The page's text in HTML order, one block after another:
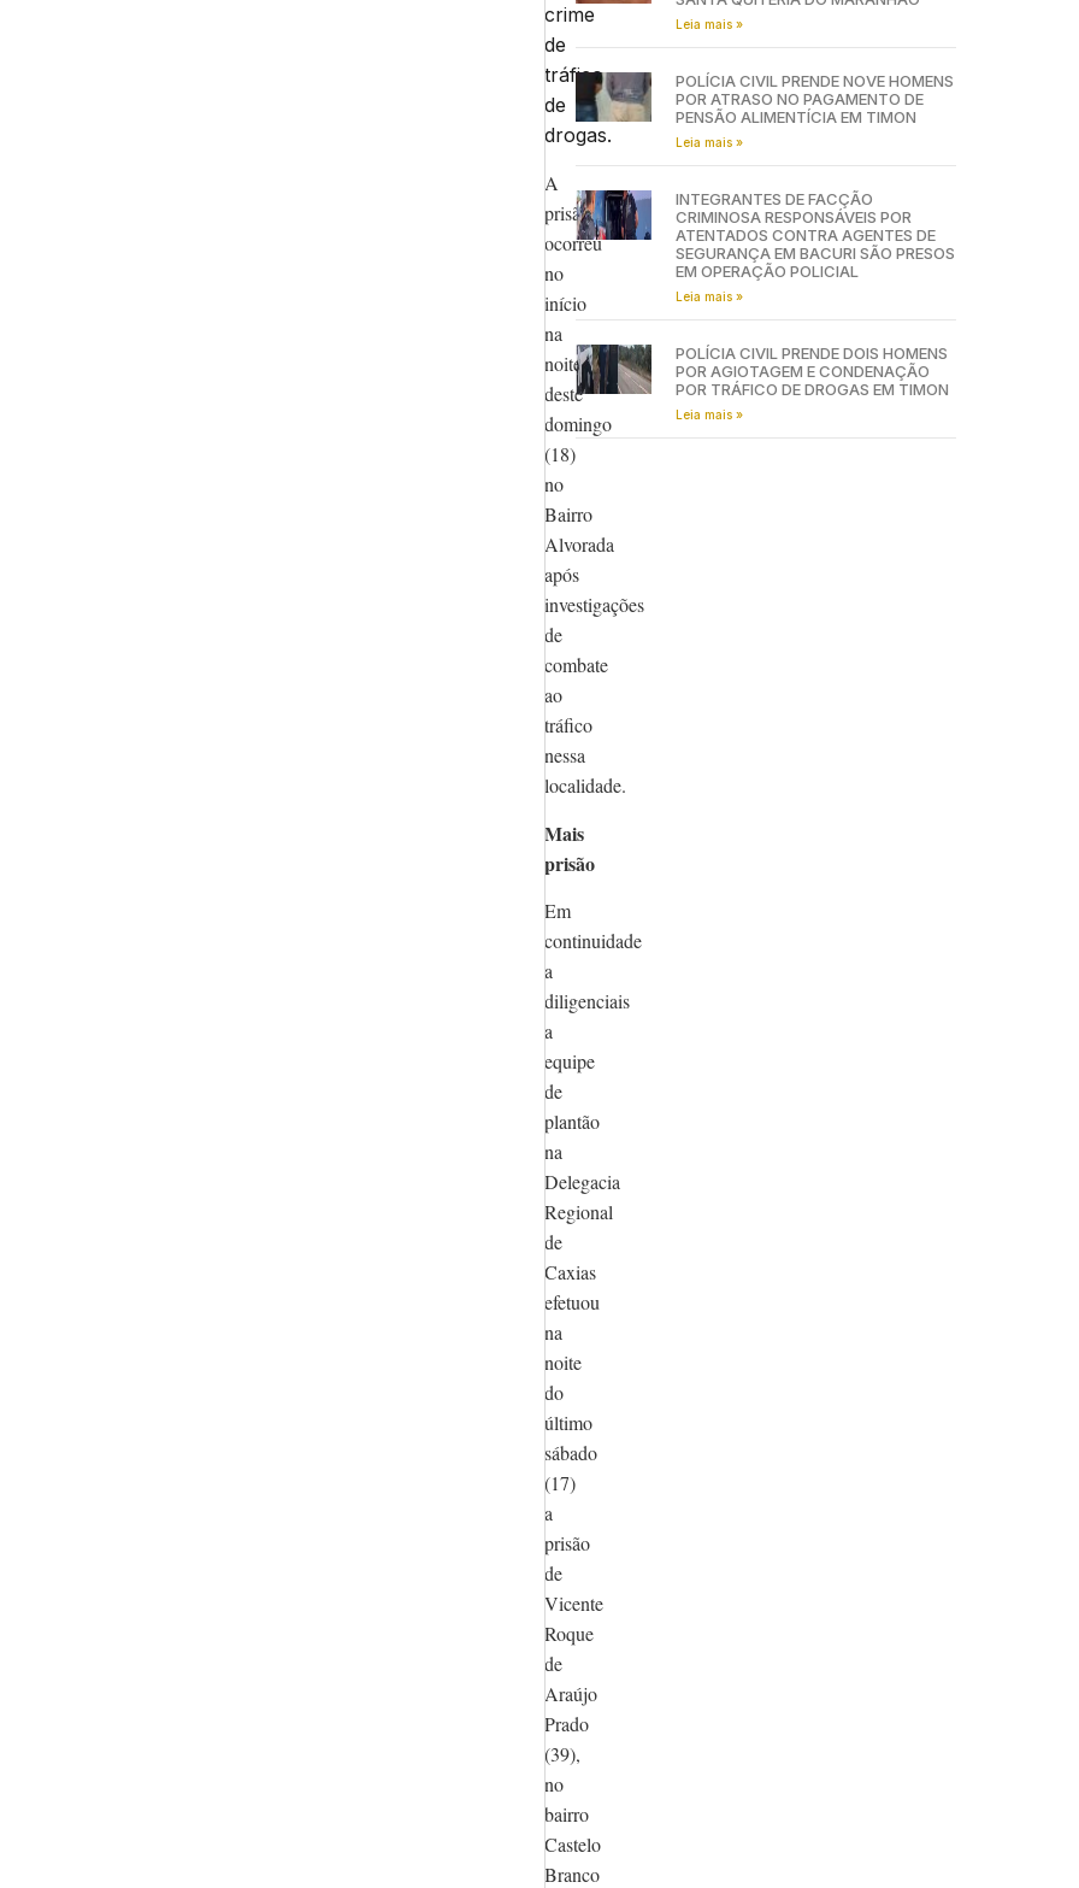
crime
de
tráfico
de
drogas.
A
prisão
ocorreu
no
início
na
noite
deste
domingo
(18)
no
Bairro
Alvorada
após
investigações
de
combate
ao
tráfico
nessa
localidade.
Mais
prisão
Em
continuidade
a
diligenciais
a
equipe
de
plantão
na
Delegacia
Regional
de
Caxias
efetuou
na
noite
do
último
sábado
(17)
a
prisão
de
Vicente
Roque
de
Araújo
Prado
(39),
no
bairro
Castelo
Branco
Leia mais »
POLÍCIA CIVIL PRENDE NOVE HOMENS
POR ATRASO NO PAGAMENTO DE
PENSÃO ALIMENTÍCIA EM TIMON
Leia mais »
INTEGRANTES DE FACÇÃO
CRIMINOSA RESPONSÁVEIS POR
ATENTADOS CONTRA AGENTES DE
SEGURANÇA EM BACURI SÃO PRESOS
EM OPERAÇÃO POLICIAL
Leia mais »
POLÍCIA CIVIL PRENDE DOIS HOMENS
POR AGIOTAGEM E CONDENAÇÃO
POR TRÁFICO DE DROGAS EM TIMON
Leia mais »